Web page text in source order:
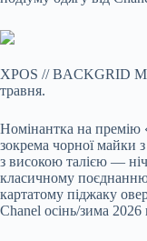
XPOS // BACKGRID
травня.
Номінантка на премію
зокрема чорної майки
з високою талією —
класичному поєднанню
картатому піджаку
Chanel осінь/зима